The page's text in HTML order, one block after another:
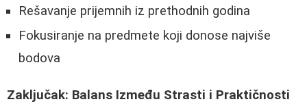
Rešavanje prijemnih iz prethodnih godina
Fokusiranje na predmete koji donose najviše
bodova
Zaključak: Balans Između Strasti i Praktičnosti